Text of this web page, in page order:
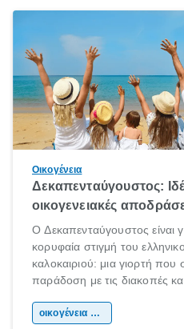
Οικογένεια
Δεκαπενταύγουστος:
οικογενειακές
Ο Δεκαπενταύγουστος είναι
κορυφαία στιγμή του
καλοκαιριού: μια γιορτή που
παράδοση με τις διακοπές και
χώρας. Είτε πρόκειται για
οικογένεια & παιδί